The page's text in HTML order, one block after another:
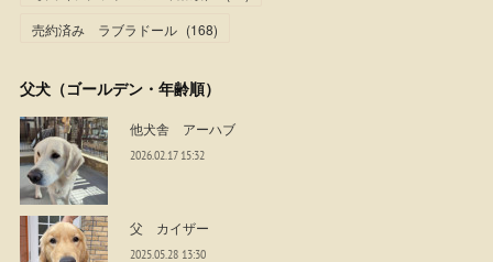
売約済み ラブラドール (168)
父犬（ゴールデン・年齢順）
他犬舎 アーハブ
2026.02.17 15:32
父 カイザー
2025.05.28 13:30